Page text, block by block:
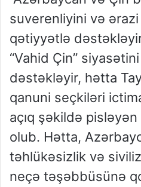
suverenliyini və
qətiyyətlə
“Vahid Çin”
dəstəkləyir, hətta
qanuni seçkiləri
açıq şəkildə pisləyən
olub. Hətta,
təhlükəsizlik və
neçə təşəbbüsünə